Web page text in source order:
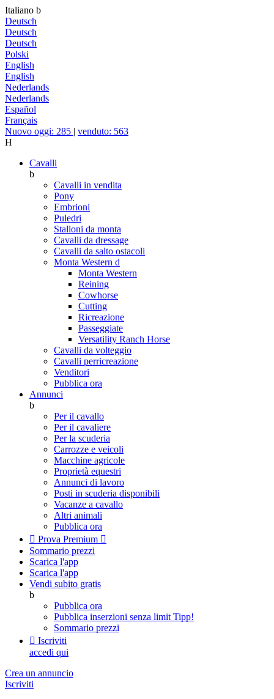
Italiano b
Deutsch
Deutsch
Deutsch
Polski
English
English
Nederlands
Nederlands
Español
Français
Nuovo oggi: 285 | venduto: 563
H
Cavalli
b
Cavalli in vendita
Pony
Embrioni
Puledri
Stalloni da monta
Cavalli da dressage
Cavalli da salto ostacoli
Monta Western d
Monta Western
Reining
Cowhorse
Cutting
Ricreazione
Passeggiate
Versatility Ranch Horse
Cavalli da volteggio
Cavalli perricreazione
Venditori
Pubblica ora
Annunci
b
Per il cavallo
Per il cavaliere
Per la scuderia
Carrozze e veicoli
Macchine agricole
Proprietà equestri
Annunci di lavoro
Posti in scuderia disponibili
Vacanze a cavallo
Altri animali
Pubblica ora
 Prova Premium 
Sommario prezzi
Scarica l'app
Scarica l'app
Vendi subito gratis
b
Pubblica ora
Pubblica inserzioni senza limit Tipp!
Sommario prezzi
 Iscriviti
accedi qui
Crea un annuncio
Iscriviti